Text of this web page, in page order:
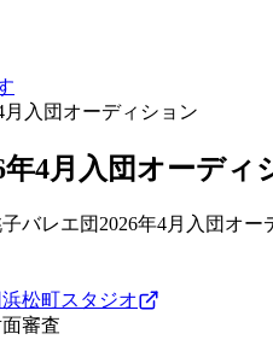
入団オーディション
4月入団オーディ
バレエ団2026年4月入団オー
松町スタジオ
審査